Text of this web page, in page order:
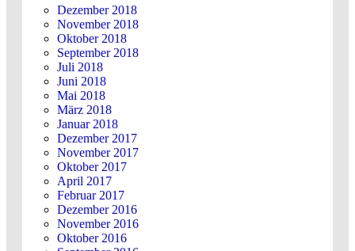
Dezember 2018
November 2018
Oktober 2018
September 2018
Juli 2018
Juni 2018
Mai 2018
März 2018
Januar 2018
Dezember 2017
November 2017
Oktober 2017
April 2017
Februar 2017
Dezember 2016
November 2016
Oktober 2016